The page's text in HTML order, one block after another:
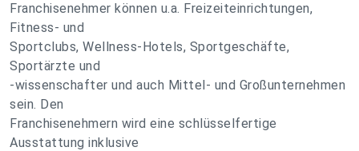
Franchisenehmer können u.a. Freizeiteinrichtungen,
Fitness- und
Sportclubs, Wellness-Hotels, Sportgeschäfte,
Sportärzte und
-wissenschafter und auch Mittel- und Großunternehmen
sein. Den
Franchisenehmern wird eine schlüsselfertige
Ausstattung inklusive